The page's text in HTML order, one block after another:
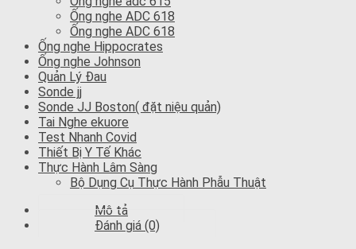
Ống nghe ADC 618
Ống nghe ADC 618
Ống nghe Hippocrates
Ống nghe Johnson
Quản Lý Đau
Sonde jj
Sonde JJ Boston( đặt niệu quản)
Tai Nghe ekuore
Test Nhanh Covid
Thiết Bị Y Tế Khác
Thực Hành Lâm Sàng
Bộ Dụng Cụ Thực Hành Phẫu Thuật
Mô tả
Đánh giá (0)